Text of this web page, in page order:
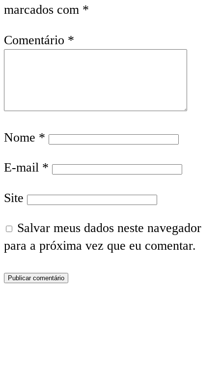
marcados com *
Comentário *
Nome *
E-mail *
Site
Salvar meus dados neste navegador
para a próxima vez que eu comentar.